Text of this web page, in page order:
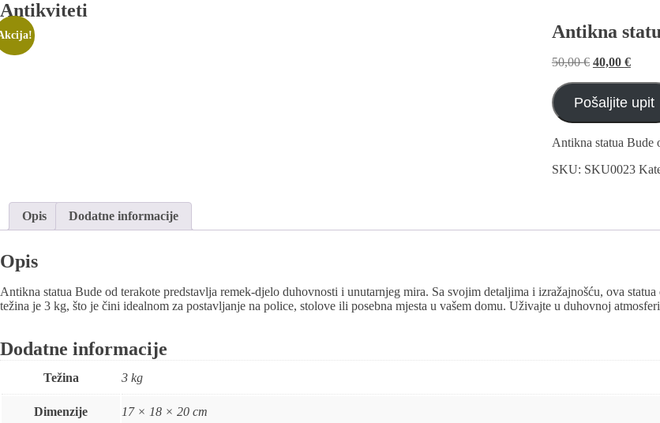
Antikviteti
Antikna
50,00€ Izvorna
je:
40,00 €
40,00
Pošaljite upit
Antikna statua Bude
SKU: SKU0023
Opis Dodatne informacije
Opis
Antikna statua Bude od terakote predstavlja remek-djelo duhovnosti i unutarnjeg mira. Sa svojim detaljima i izražajnošću, ova
težina je 3 kg, što je čini idealnom za postavljanje na police, stolove ili posebna mjesta u vašem domu. Uživajte u duhovnoj
Dodatne informacije
Težina 3 kg
Dimenzije 17 × 18 × 20 cm